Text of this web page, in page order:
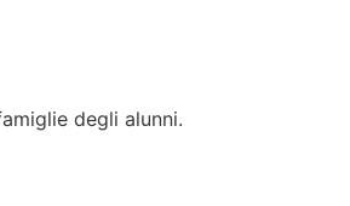
degli alunni.